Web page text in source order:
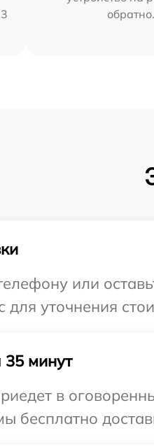
обратно.
или
для уточнения
минут
в
бесплатно